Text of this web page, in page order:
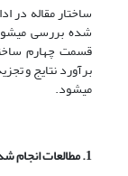
ساختار مقاله در
شده بررسی
قسمت چهارم
برآورد نتایج و
می­شود.
1. مطالعات انجام شده